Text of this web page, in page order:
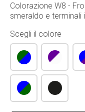
Colorazione W8 -
smeraldo e terminali
Scegli il colore